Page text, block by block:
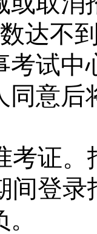
达不
考试中
同意后
考证
间登录